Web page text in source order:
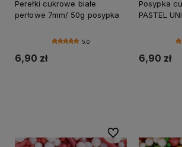
Perełki cukrowe białe
perłowe 7mm/ 50g posypka
5.0
6,90 zł
Posypka
6,90 zł
Do ulubionych